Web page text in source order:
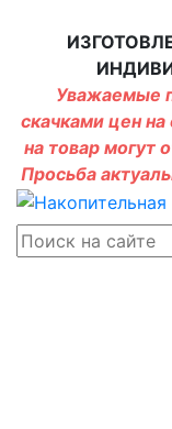
Уважаемые
скачками цен
на товар могут
Просьба